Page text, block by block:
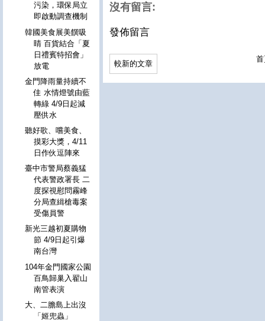
沒有留言:
發佈留言
較新的文章
污染，環保局立
即啟動調查機制
韓國美食展美饌吸
睛 百貨結合「夏
日禮賓特招會」
放電
金門降雨量持續不
佳 水情燈號由藍
轉綠 4/9日起減
壓供水
聽好歌、嚐美食、
摸彩大獎，4/11
日作伙逗陣來
臺中市警局蔡義猛
代表警政署長 二
度探視慰問霧峰
分局查緝槍毒案
受傷員警
新光三越初夏購物
節 4/9日起引爆
南台灣
104年金門國家公園
百鳥歸巢入翟山
南管表演
大、二膽島上出沒
「姬兜蟲」